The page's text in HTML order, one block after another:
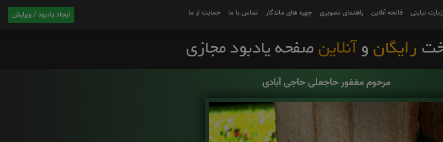
ایجاد یادبود / ویرایش زیارت نیابتی فاتحه آنلاین راهنمای تصویری چهره های ماندگار تماس با ما حمایت از ما
مرحوم مغفور حاجعلی حاجی آبادی